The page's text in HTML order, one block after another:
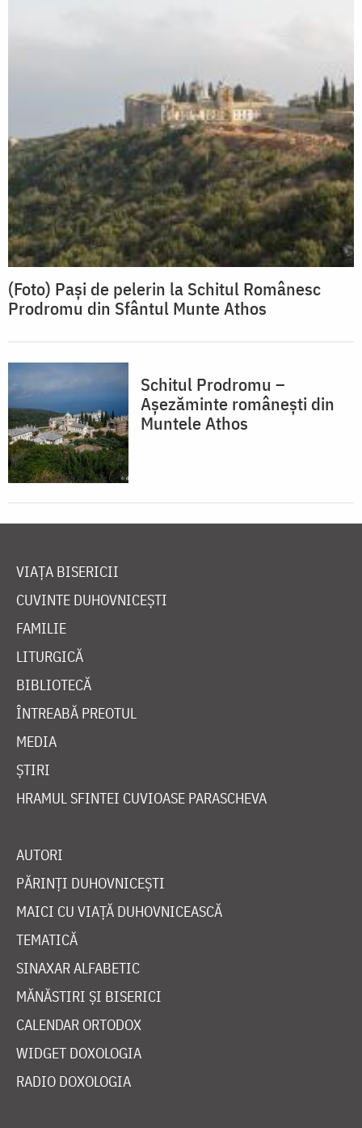
(Foto) Pași de pelerin la Schitul Românesc
Prodromu din Sfântul Munte Athos
Schitul Prodromu –
Așezăminte românești din
Muntele Athos
VIAȚA BISERICII
CUVINTE DUHOVNICEȘTI
FAMILIE
LITURGICĂ
BIBLIOTECĂ
ÎNTREABĂ PREOTUL
MEDIA
ȘTIRI
HRAMUL SFINTEI CUVIOASE PARASCHEVA
AUTORI
PĂRINȚI DUHOVNICEȘTI
MAICI CU VIAȚĂ DUHOVNICEASCĂ
TEMATICĂ
SINAXAR ALFABETIC
MĂNĂSTIRI ȘI BISERICI
CALENDAR ORTODOX
WIDGET DOXOLOGIA
RADIO DOXOLOGIA